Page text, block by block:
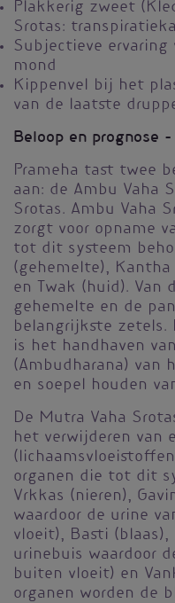
Plakkerig zweet
Srotas:
Subjectieve ervaring
mond
Kippenvel bij het
van de laatste
Beloop en prognose -
Prameha tast twee
aan: de Ambu Vaha
Srotas. Ambu Vaha
zorgt voor opname
tot dit systeem
(gehemelte), Kantha
en Twak (huid). Van
gehemelte en de
belangrijkste zetels.
is het handhaven
(Ambudharana) van
en soepel houden
De Mutra Vaha
het verwijderen van
organen die tot dit
Vrkkas (nieren),
waardoor de urine
vloeit), Basti
urinebuis waardoor
buiten vloeit) en
organen worden de